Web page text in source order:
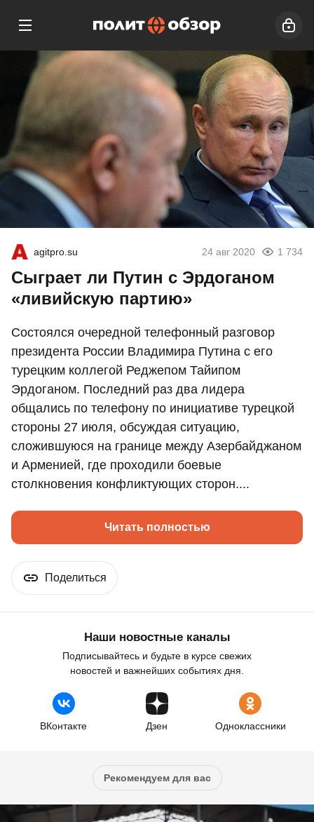
agitpro.su 24 авг 2020 1 734
Сыграет ли Путин с Эрдоганом
«ливийскую партию»
Состоялся очередной телефонный разговор
президента России Владимира Путина с его
турецким коллегой Реджепом Тайипом
Эрдоганом. Последний раз два лидера
общались по телефону по инициативе турецкой
стороны 27 июля, обсуждая ситуацию,
сложившуюся на границе между Азербайджаном
и Арменией, где проходили боевые
столкновения конфликтующих сторон....
Читать полностью
Поделиться
Наши новостные каналы
Подписывайтесь и будьте в курсе свежих
новостей и важнейших событиях дня.
ВКонтакте Дзен Одноклассники
Рекомендуем для вас